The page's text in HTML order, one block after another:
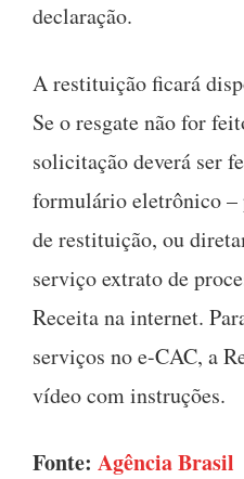
declaração.
A restituição ficará
Se o resgate não for
solicitação deverá ser
formulário eletrônico –
de restituição, ou
serviço extrato de
Receita na internet.
serviços no e-CAC, a
vídeo com instruções.
Fonte: Agência Brasil